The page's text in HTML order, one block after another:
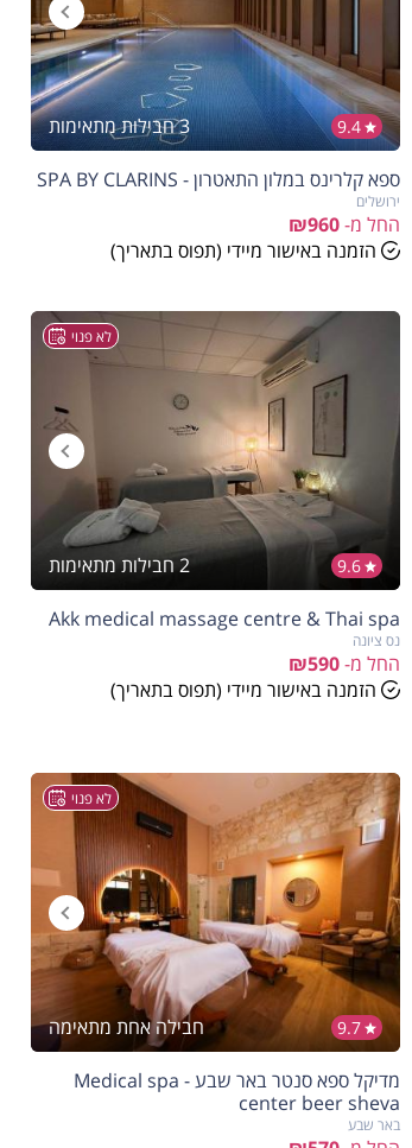
9.4 3 חבילות מתאימות
ספא קלרינס במלון התאטרון - SPA BY CLARINS
ירושלים
החל מ-₪960
הזמנה באישור מיידי (תפוס בתאריך)
לא פנוי
9.6 2 חבילות מתאימות
Akk medical massage centre & Thai spa
נס ציונה
החל מ-₪590
הזמנה באישור מיידי (תפוס בתאריך)
לא פנוי
9.7 חבילה אחת מתאימה
מדיקל ספא סנטר באר שבע - Medical spa
center beer sheva
באר שבע